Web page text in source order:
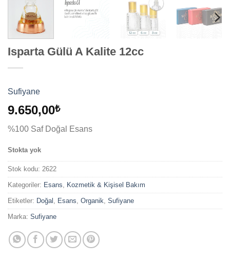
Isparta Gülü A Kalite 12cc
Sufiyane
9.650,00₺
%100 Saf Doğal Esans
Stokta yok
Stok kodu: 2622
Kategoriler: Esans Kozmetik & Kişisel Bakım
Etiketler: Doğal Esans Organik Sufiyane
Marka: Sufiyane